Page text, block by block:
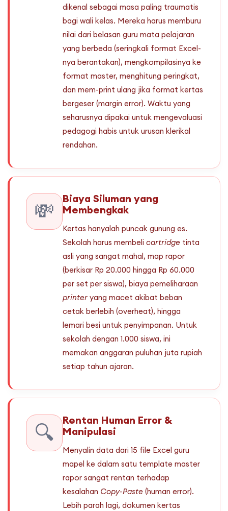
dikenal sebagai masa paling traumatis
bagi wali kelas. Mereka harus memburu
nilai dari belasan guru mata pelajaran
yang berbeda (seringkali format Excel-
nya berantakan), mengkompilasinya ke
format master, menghitung peringkat,
dan mem-print ulang jika format kertas
bergeser (margin error). Waktu yang
seharusnya dipakai untuk mengevaluasi
pedagogi habis untuk urusan klerikal
rendahan.
💸
Biaya Siluman yang
Membengkak
Kertas hanyalah puncak gunung es.
Sekolah harus membeli cartridge tinta
asli yang sangat mahal, map rapor
(berkisar Rp 20.000 hingga Rp 60.000
per set per siswa), biaya pemeliharaan
printer yang macet akibat beban
cetak berlebih (overheat), hingga
lemari besi untuk penyimpanan. Untuk
sekolah dengan 1.000 siswa, ini
memakan anggaran puluhan juta rupiah
setiap tahun ajaran.
🔍
Rentan Human Error &
Manipulasi
Menyalin data dari 15 file Excel guru
mapel ke dalam satu template master
rapor sangat rentan terhadap
kesalahan Copy-Paste (human error).
Lebih parah lagi, dokumen kertas